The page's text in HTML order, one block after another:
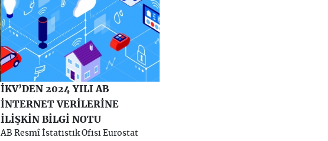
İKV’DEN 2024 YILI AB
İNTERNET VERİLERİNE
İLİŞKİN BİLGİ NOTU
AB Resmî İstatistik Ofisi Eurostat